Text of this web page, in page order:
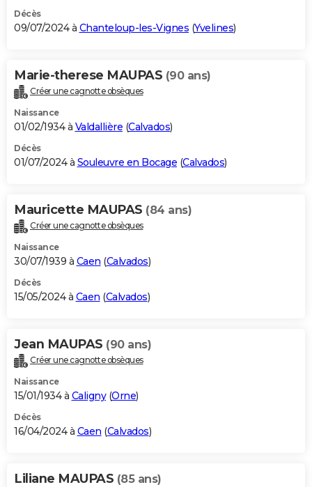
Décès
09/07/2024 à Chanteloup-les-Vignes (Yvelines)
Marie-therese MAUPAS (90 ans)
Créer une cagnotte obsèques
Naissance
01/02/1934 à Valdallière (Calvados)
Décès
01/07/2024 à Souleuvre en Bocage (Calvados)
Mauricette MAUPAS (84 ans)
Créer une cagnotte obsèques
Naissance
30/07/1939 à Caen (Calvados)
Décès
15/05/2024 à Caen (Calvados)
Jean MAUPAS (90 ans)
Créer une cagnotte obsèques
Naissance
15/01/1934 à Caligny(Orne)
Décès
16/04/2024 à Caen (Calvados)
Liliane MAUPAS (85 ans)